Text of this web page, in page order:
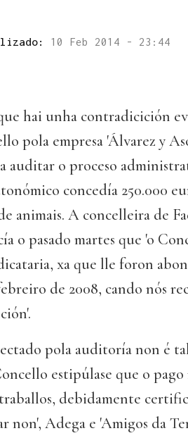
10 Feb 2014 - 23:44
hai unha contradicición
pola empresa 'Álvarez y
auditar o proceso
concedía 250.000
animais. A concelleira de
o pasado martes que 'o
xa que lle foron
de 2008, cando nós
pola auditoría non é
estipúlase que o
debidamente
non', Adega e 'Amigos da